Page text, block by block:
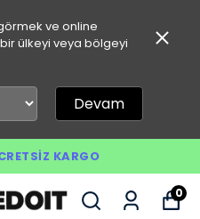
ve online
ülkeyi veya bölgeyi
Devam
KARGO
0